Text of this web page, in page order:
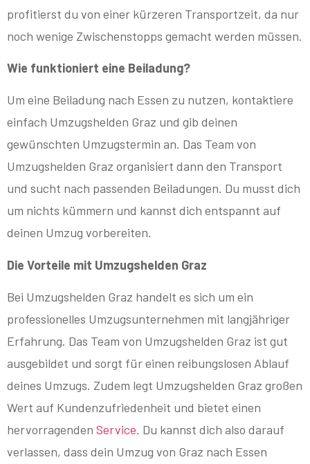
profitierst du von einer kürzeren Transportzeit, da nur
noch wenige Zwischenstopps gemacht werden müssen.
Wie funktioniert eine Beiladung?
Um eine Beiladung nach Essen zu nutzen, kontaktiere
einfach Umzugshelden Graz und gib deinen
gewünschten Umzugstermin an. Das Team von
Umzugshelden Graz organisiert dann den Transport
und sucht nach passenden Beiladungen. Du musst dich
um nichts kümmern und kannst dich entspannt auf
deinen Umzug vorbereiten.
Die Vorteile mit Umzugshelden Graz
Bei Umzugshelden Graz handelt es sich um ein
professionelles Umzugsunternehmen mit langjähriger
Erfahrung. Das Team von Umzugshelden Graz ist gut
ausgebildet und sorgt für einen reibungslosen Ablauf
deines Umzugs. Zudem legt Umzugshelden Graz großen
Wert auf Kundenzufriedenheit und bietet einen
hervorragenden Service. Du kannst dich also darauf
verlassen, dass dein Umzug von Graz nach Essen